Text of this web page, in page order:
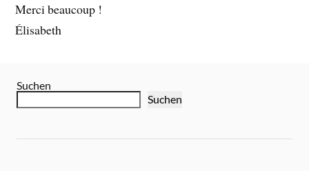
Merci beaucoup !
Élisabeth
Suchen
Suchen